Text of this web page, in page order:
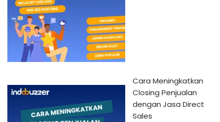
Cara Meningkatkan
Closing Penjualan
dengan Jasa Direct
Sales